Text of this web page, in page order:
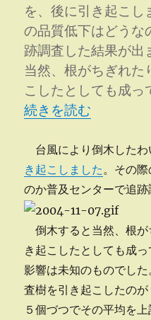
を、後に引き起こし
の品質低下はどうな
跡調査した結果が
当然、根がちぎれた
こしたとしても成
“倒木樹果実の品質”
続きを読む
台風により倒木した
き起こしました。その
のか普及センターで追跡
倒木すると当然、根が
き起こしたとしても成
影響は未知のものでし
査樹を引き起こしたの
５個づつでその平均を